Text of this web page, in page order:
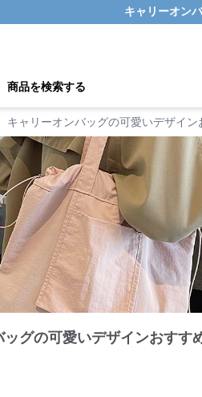
キャリーオン
商品を検索する
キャリーオンバッグの可愛いデザイン
グの可愛いデザインおすす